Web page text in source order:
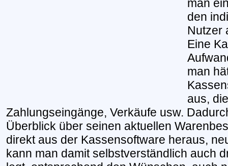
man
den
Nutzer
Eine
man
aus,
Zahlungseingänge, Verkäufe usw.
Überblick über seinen aktuellen
direkt aus der Kassensoftware heraus,
kann man damit selbstverständlich auch